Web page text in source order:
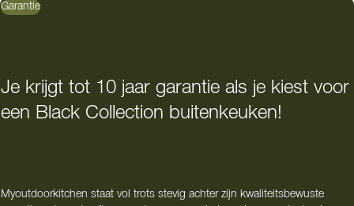
Garantie
Je krijgt tot 10 jaar garantie als je kiest voor
een Black Collection buitenkeuken!
Myoutdoorkitchen staat vol trots stevig achter zijn kwaliteitsbewuste